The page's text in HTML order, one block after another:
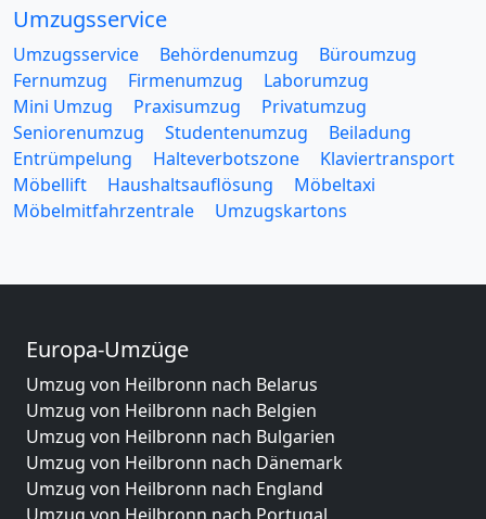
Umzugsservice
Umzugsservice Behördenumzug
Büroumzug
Fernumzug
Firmenumzug
Laborumzug
Mini Umzug
Praxisumzug
Privatumzug
Seniorenumzug
Studentenumzug
Beiladung
Entrümpelung
Halteverbotszone
Klaviertransport
Möbellift
Haushaltsauflösung
Möbeltaxi
Möbelmitfahrzentrale
Umzugskartons
Europa-Umzüge
Umzug von Heilbronn nach Belarus
Umzug von Heilbronn nach Belgien
Umzug von Heilbronn nach Bulgarien
Umzug von Heilbronn nach Dänemark
Umzug von Heilbronn nach England
Umzug von Heilbronn nach Portugal